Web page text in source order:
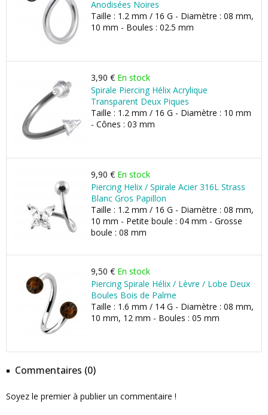
Anodisées Noires
Taille : 1.2 mm / 16 G - Diamètre : 08 mm,
10 mm - Boules : 02.5 mm
3,90 € En stock
Spirale Piercing Hélix Acrylique
Transparent Deux Piques
Taille : 1.2 mm / 16 G - Diamètre : 10 mm
- Cônes : 03 mm
9,90 € En stock
Piercing Helix / Spirale Acier 316L Strass
Blanc Gros Papillon
Taille : 1.2 mm / 16 G - Diamètre : 08 mm,
10 mm - Petite boule : 04 mm - Grosse
boule : 08 mm
9,50 € En stock
Piercing Spirale Hélix / Lèvre / Lobe Deux
Boules Bois de Palme
Taille : 1.6 mm / 14 G - Diamètre : 08 mm,
10 mm, 12 mm - Boules : 05 mm
Commentaires (0)
Soyez le premier à publier un commentaire !